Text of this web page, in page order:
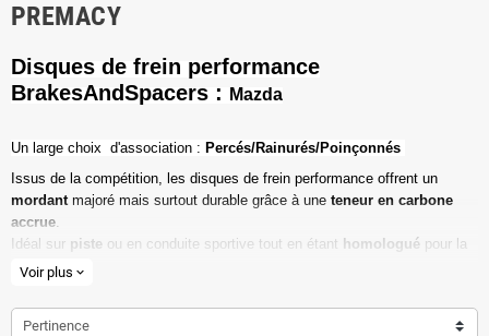
PREMACY
Disques de frein performance
BrakesAndSpacers :
Mazda
Un l arge choix d'association : Percés/Rainurés/Poinçonnés
Issus de la compétition, les disques de frein performance offrent un
mordant majoré mais surtout durable grâce à une teneur en carbone
accrue.
Idéal sur piste ou en conduite sportive tout en étant homologué pour la
route ouverte.
Voir plus expand_more
Pertinence